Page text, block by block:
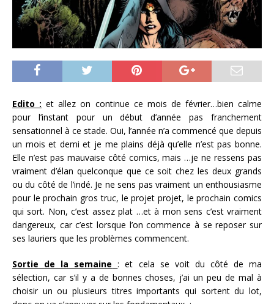
Edito : et allez on continue ce mois de février…bien calme
pour l’instant pour un début d’année pas franchement
sensationnel à ce stade. Oui, l’année n’a commencé que depuis
un mois et demi et je me plains déjà qu’elle n’est pas bonne.
Elle n’est pas mauvaise côté comics, mais …je ne ressens pas
vraiment d’élan quelconque que ce soit chez les deux grands
ou du côté de l’indé. Je ne sens pas vraiment un enthousiasme
pour le prochain gros truc, le projet projet, le prochain comics
qui sort. Non, c’est assez plat …et à mon sens c’est vraiment
dangereux, car c’est lorsque l’on commence à se reposer sur
ses lauriers que les problèmes commencent.
Sortie de la semaine : et cela se voit du côté de ma
sélection, car s’il y a de bonnes choses, j’ai un peu de mal à
choisir un ou plusieurs titres importants qui sortent du lot,